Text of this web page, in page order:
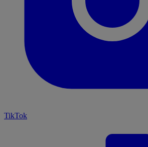
TikTok